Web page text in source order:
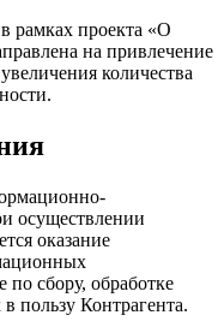
рамках проекта «О
на привлечение
количества
осуществлении
оказание
по сбору, обработке
пользу Контрагента.